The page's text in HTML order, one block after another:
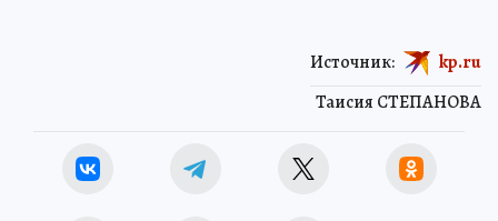
Таисия СТЕПАНОВА
Источник: kp.ru